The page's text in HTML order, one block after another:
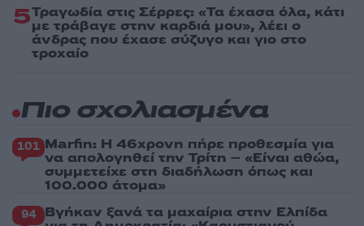
5Τραγωδία στις Σέρρες: «Τα έχασα όλα, κάτι
με τράβαγε στην καρδιά μου», λέει ο
άνδρας που έχασε σύζυγο και γιο στο
τροχαίο
Πιο σχολιασμένα
101 Marfin: Η 46χρονη πήρε προθεσμία για
να απολογηθεί την Τρίτη – «Είναι αθώα,
συμμετείχε στη διαδήλωση όπως και
100.000 άτομα»
94 Βγήκαν ξανά τα μαχαίρια στην Ελπίδα